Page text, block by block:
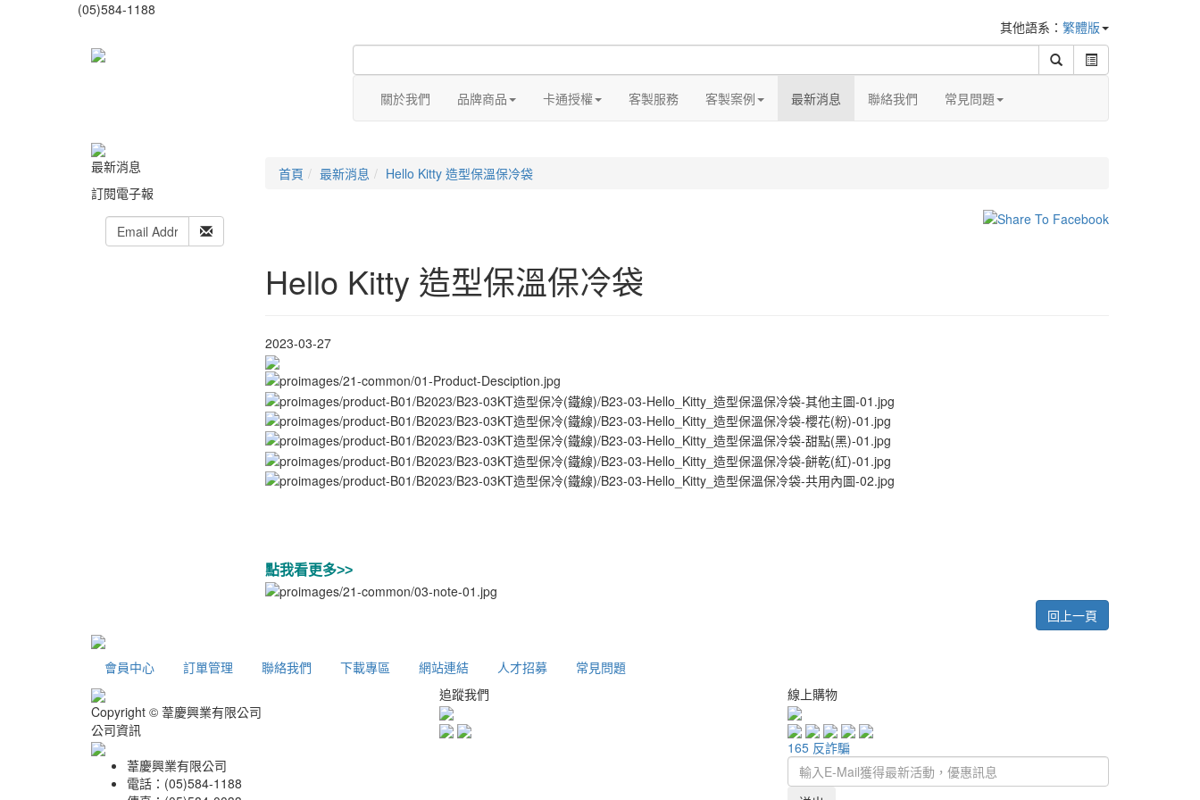
(05)584-1188
其他語系： 繁體版
關於我們 品牌商品 卡通授權 客製服務 客製案例 最新消息 聯絡我們 常見問題
最新消息
訂閱電子報
首頁 最新消息 Hello Kitty 造型保溫保冷袋
Hello Kitty 造型保溫保冷袋
2023-03-27
點我看更多>>
回上一頁
會員中心 訂單管理 聯絡我們 下載專區 網站連結 人才招募 常見問題
Copyright © 葦慶興業有限公司
公司資訊
葦慶興業有限公司
電話：(05)584-1188
追蹤我們 線上購物
165 反詐騙